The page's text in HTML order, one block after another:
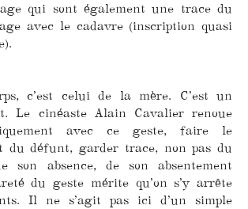
qui sont également une trace du
avec le cadavre (inscription quasi
c’est celui de la mère. C’est un
Le cinéaste Alain Cavalier renoue
avec ce geste, faire le
du défunt, garder trace, non pas du
son absence, de son absentement
du geste mérite qu’on s’y arrête
Il ne s’agit pas ici d’un simple